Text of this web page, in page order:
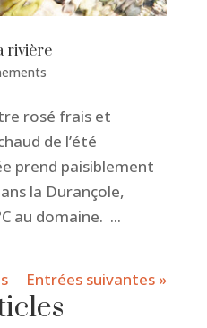
rivière
rosé frais et
de l’été
prend paisiblement
la Durançole,
au domaine. ...
Entrées suivantes »